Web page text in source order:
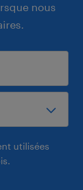
nous
utilisées